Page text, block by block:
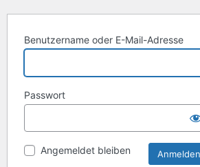
Benutzername oder E-Mail-Adresse
Passwort
Angemeldet bleiben